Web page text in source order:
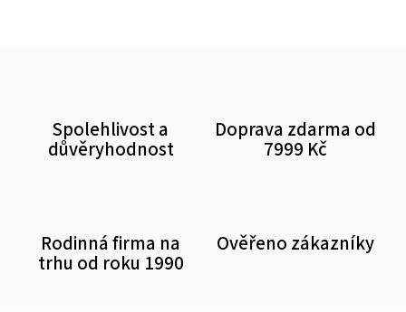
Spolehlivost a
důvěryhodnost
Doprava zdarma od
7999 Kč
Rodinná firma na
trhu od roku 1990
Ověřeno zákazníky